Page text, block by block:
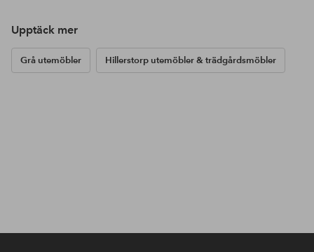
Upptäck mer
Grå utemöbler Hillerstorp utemöbler & trädgårdsmöbler